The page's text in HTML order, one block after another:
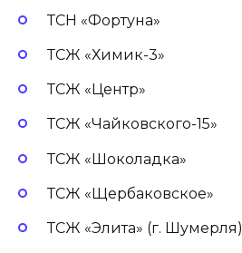
ТСН «Фортуна»
ТСЖ «Химик-3»
ТСЖ «Центр»
ТСЖ «Чайковского-15»
ТСЖ «Шоколадка»
ТСЖ «Щербаковское»
ТСЖ «Элита» (г. Шумерля)